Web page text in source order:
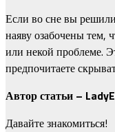
Если во сне вы
наяву озабочены тем,
или некой проблеме.
предпочитаете
Автор статьи –
Давайте знакомиться!